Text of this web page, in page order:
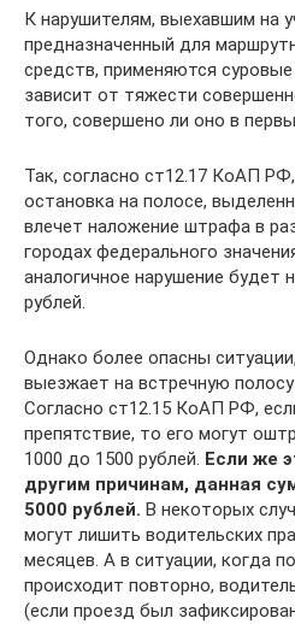
К нарушителям, выехавшим на
предназначенный для
средств, применяются
зависит от тяжести
того, совершено ли оно в
Так, согласно ст12.17 КоАП
остановка на полосе,
влечет наложение штрафа в
городах федерального
аналогичное нарушение будет
рублей.
Однако более опасны
выезжает на встречную
Согласно ст12.15 КоАП РФ,
препятствие, то его могут
1000 до 1500 рублей. Если же
другим причинам, данная
5000 рублей. В некоторых
могут лишить водительских
месяцев. А в ситуации, когда
происходит повторно,
(если проезд был